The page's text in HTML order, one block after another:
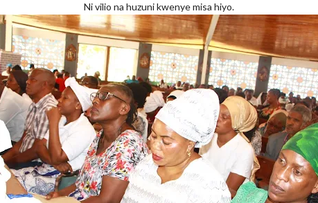
Ni vilio na huzuni kwenye misa hiyo.